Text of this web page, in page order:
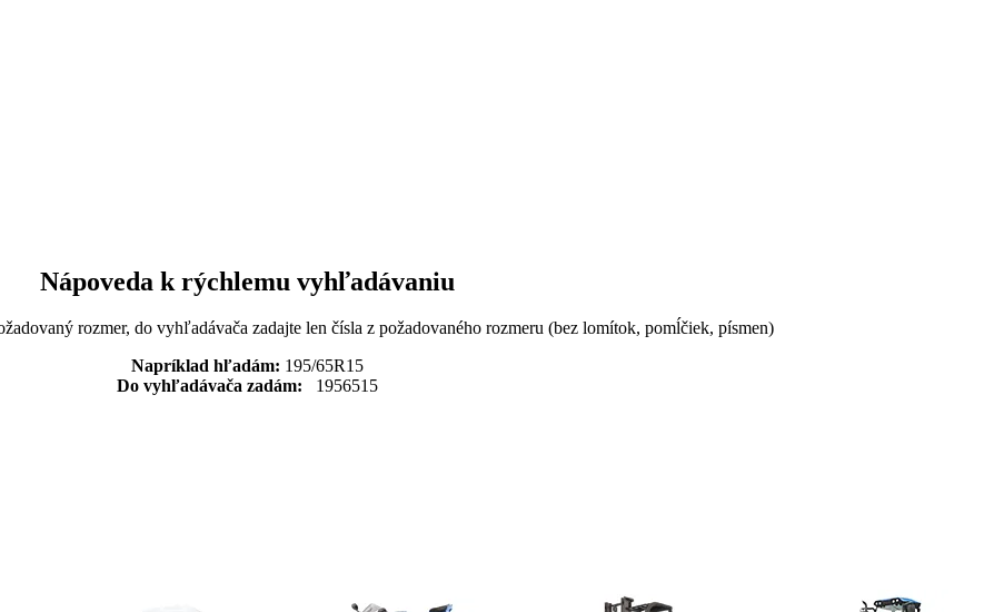
Nápoveda k rýchlemu vyhľadávaniu
rozmer, do vyhľadávača zadajte len čísla z požadovaného rozmeru (bez lomítok, pomĺčiek, písmen)
Napríklad hľadám: 195/65R15
Do vyhľadávača zadám: 1956515